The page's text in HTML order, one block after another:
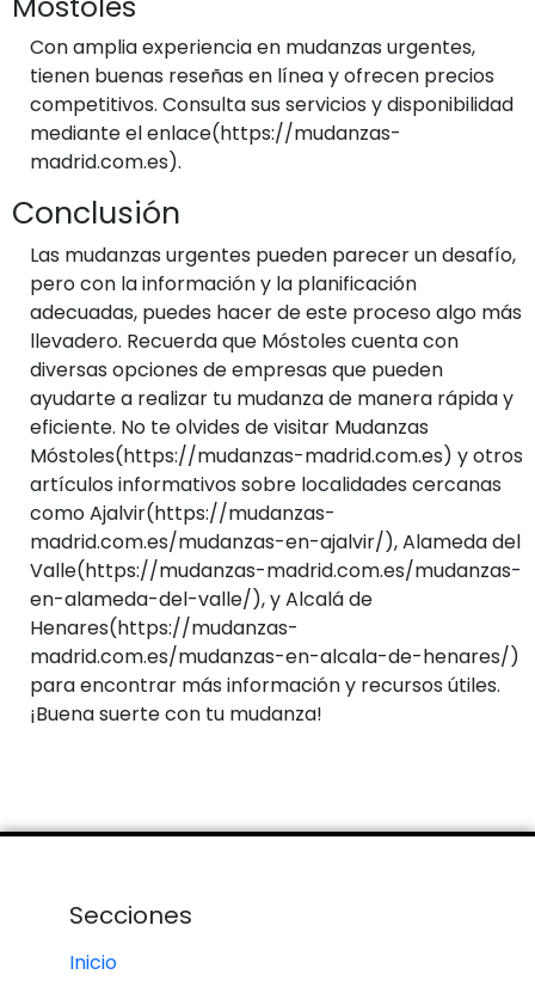
Con amplia experiencia en mudanzas urgentes,
tienen buenas reseñas en línea y ofrecen precios
competitivos. Consulta sus servicios y disponibilidad
mediante el enlace(https://mudanzas-
madrid.com.es).
Conclusión
Las mudanzas urgentes pueden parecer un desafío,
pero con la información y la planificación
adecuadas, puedes hacer de este proceso algo más
llevadero. Recuerda que Móstoles cuenta con
diversas opciones de empresas que pueden
ayudarte a realizar tu mudanza de manera rápida y
eficiente. No te olvides de visitar Mudanzas
Móstoles(https://mudanzas-madrid.com.es) y otros
artículos informativos sobre localidades cercanas
como Ajalvir(https://mudanzas-
madrid.com.es/mudanzas-en-ajalvir/), Alameda del
Valle(https://mudanzas-madrid.com.es/mudanzas-
en-alameda-del-valle/), y Alcalá de
Henares(https://mudanzas-
madrid.com.es/mudanzas-en-alcala-de-henares/)
para encontrar más información y recursos útiles.
¡Buena suerte con tu mudanza!
Secciones
Inicio